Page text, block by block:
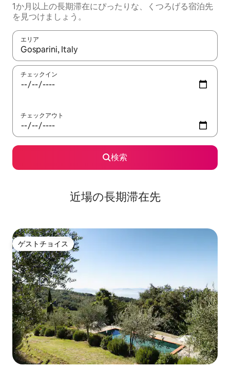
1か月以上の長期滞在にぴったりな、くつろげる宿泊先
を見つけましょう。
エリア
検索結果が表示されたら、上下の矢印キーを使って移動するか
チェックイン
チェックアウト
検索
近場の長期滞在先
ゲストチョイス
ゲストチョイス